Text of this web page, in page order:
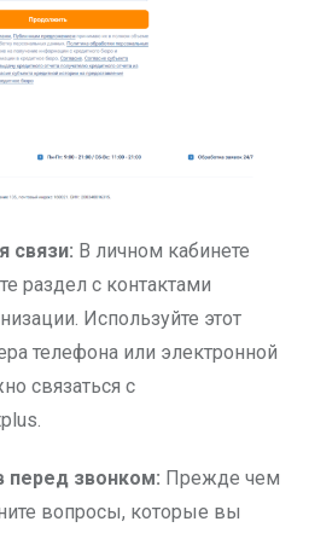
связи: В личном кабинете
раздел с контактами
Используйте этот
телефона или электронной
связаться с
перед звонком: Прежде чем
вопросы, которые вы